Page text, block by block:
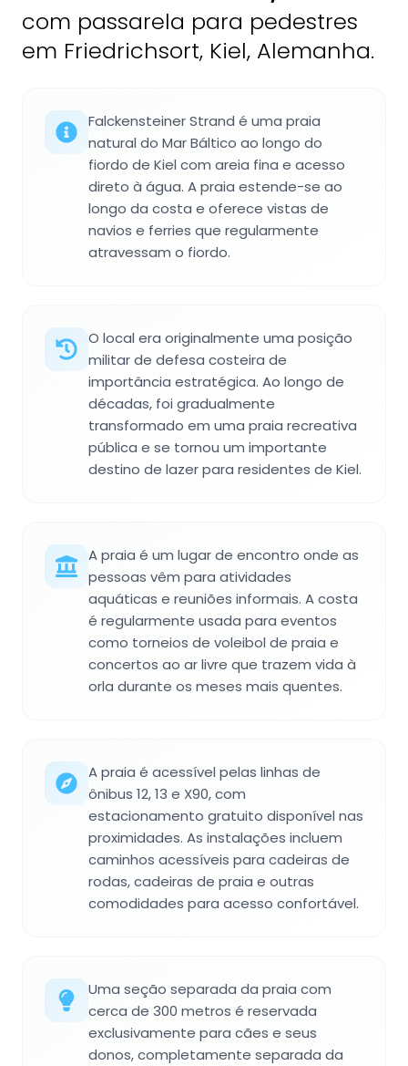
com passarela para pedestres
em Friedrichsort, Kiel, Alemanha.
Falckensteiner Strand é uma praia
natural do Mar Báltico ao longo do
fiordo de Kiel com areia fina e acesso
direto à água. A praia estende-se ao
longo da costa e oferece vistas de
navios e ferries que regularmente
atravessam o fiordo.
O local era originalmente uma posição
militar de defesa costeira de
importância estratégica. Ao longo de
décadas, foi gradualmente
transformado em uma praia recreativa
pública e se tornou um importante
destino de lazer para residentes de Kiel.
A praia é um lugar de encontro onde as
pessoas vêm para atividades
aquáticas e reuniões informais. A costa
é regularmente usada para eventos
como torneios de voleibol de praia e
concertos ao ar livre que trazem vida à
orla durante os meses mais quentes.
A praia é acessível pelas linhas de
ônibus 12, 13 e X90, com
estacionamento gratuito disponível nas
proximidades. As instalações incluem
caminhos acessíveis para cadeiras de
rodas, cadeiras de praia e outras
comodidades para acesso confortável.
Uma seção separada da praia com
cerca de 300 metros é reservada
exclusivamente para cães e seus
donos, completamente separada da